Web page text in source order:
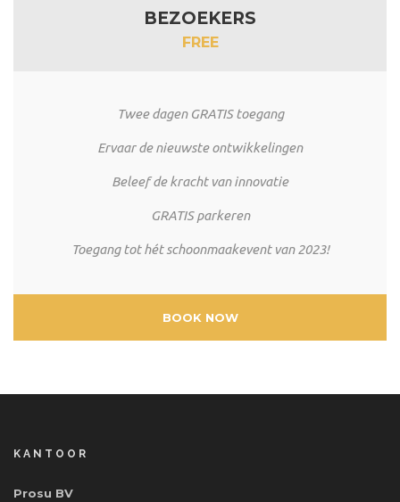
BEZOEKERS
FREE
Twee dagen GRATIS toegang
Ervaar de nieuwste ontwikkelingen
Beleef de kracht van innovatie
GRATIS parkeren
Toegang tot hét schoonmaakevent van 2023!
BOOK NOW
KANTOOR
Prosu BV